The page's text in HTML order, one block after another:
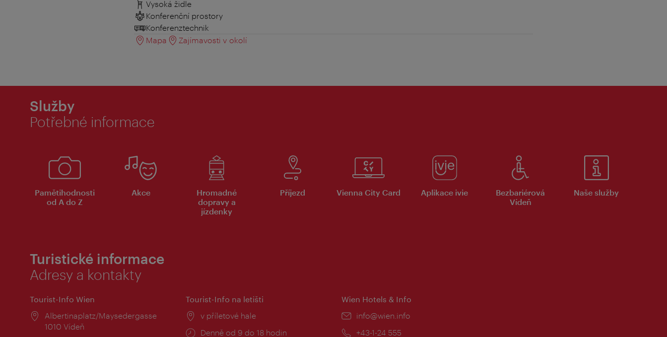
Vysoká židle
Konferenční prostory
Konferenztechnik
Mapa
Zajímavosti v okolí
Služby
Potřebné informace
Pamětihodnosti
od A do Z
Akce
Hromadné
dopravy a
jízdenky
Příjezd Vienna City Card Aplikace ivie
Bezbariérová
Vídeň
Naše služby
Turistické informace
Adresy a kontakty
Tourist-Info Wien
Místo:
Albertinaplatz/Maysedergasse
1010 Vídeň
Tourist-Info na letišti
Místo:
v příletové hale
Provozní
Denně od 9 do 18 hodin
Wien Hotels & Info
E-
info@wien.info
Telefon:
+43-1-24 555